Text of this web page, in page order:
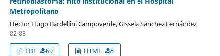
Metropolitano
Héctor Hugo Bardellini Campoverde, Gissela Sánchez Fernández
82-88
PDF
69 HTML 8